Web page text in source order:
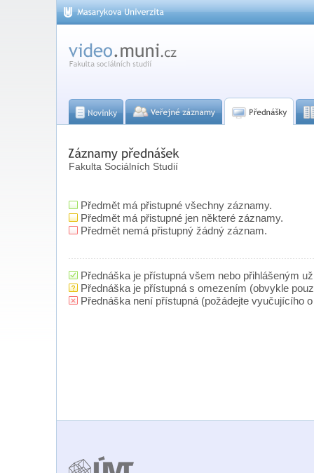
Fakulta Sociálních Studií
Předmět má přistupné všechny záznamy.
Předmět má přistupné jen některé záznamy.
Předmět nemá přistupný žádný záznam.
Přednáška je přístupná všem nebo přihlášeným
Přednáška je přístupná s omezením (obvykle
Přednáška není přístupná (požádejte vyučujícího